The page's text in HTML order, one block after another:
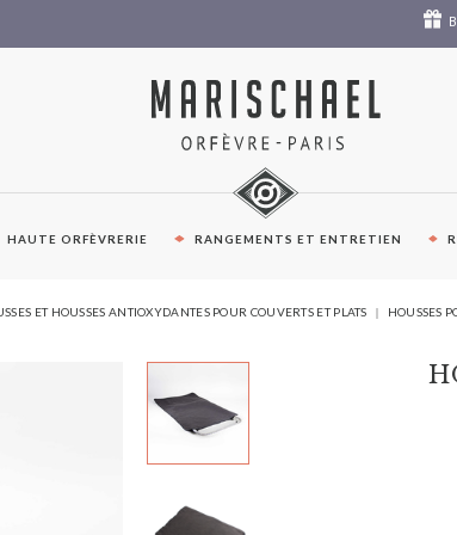
HAUTE ORFÈVRERIE RANGEMENTS ET ENTRETIEN
VOUS
ET HOUSSES ANTIOXYDANTES POUR COUVERTS ET PLATS HOUSSES